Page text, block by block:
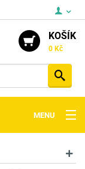
KOŠÍK
0 Kč
MENU